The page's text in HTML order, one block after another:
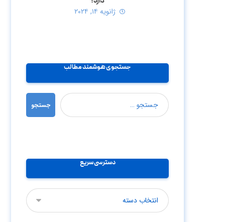
ژانویه ۱۴, ۲۰۲۴
جستجوی هوشمند مطالب
جستجو
دسترسی سریع